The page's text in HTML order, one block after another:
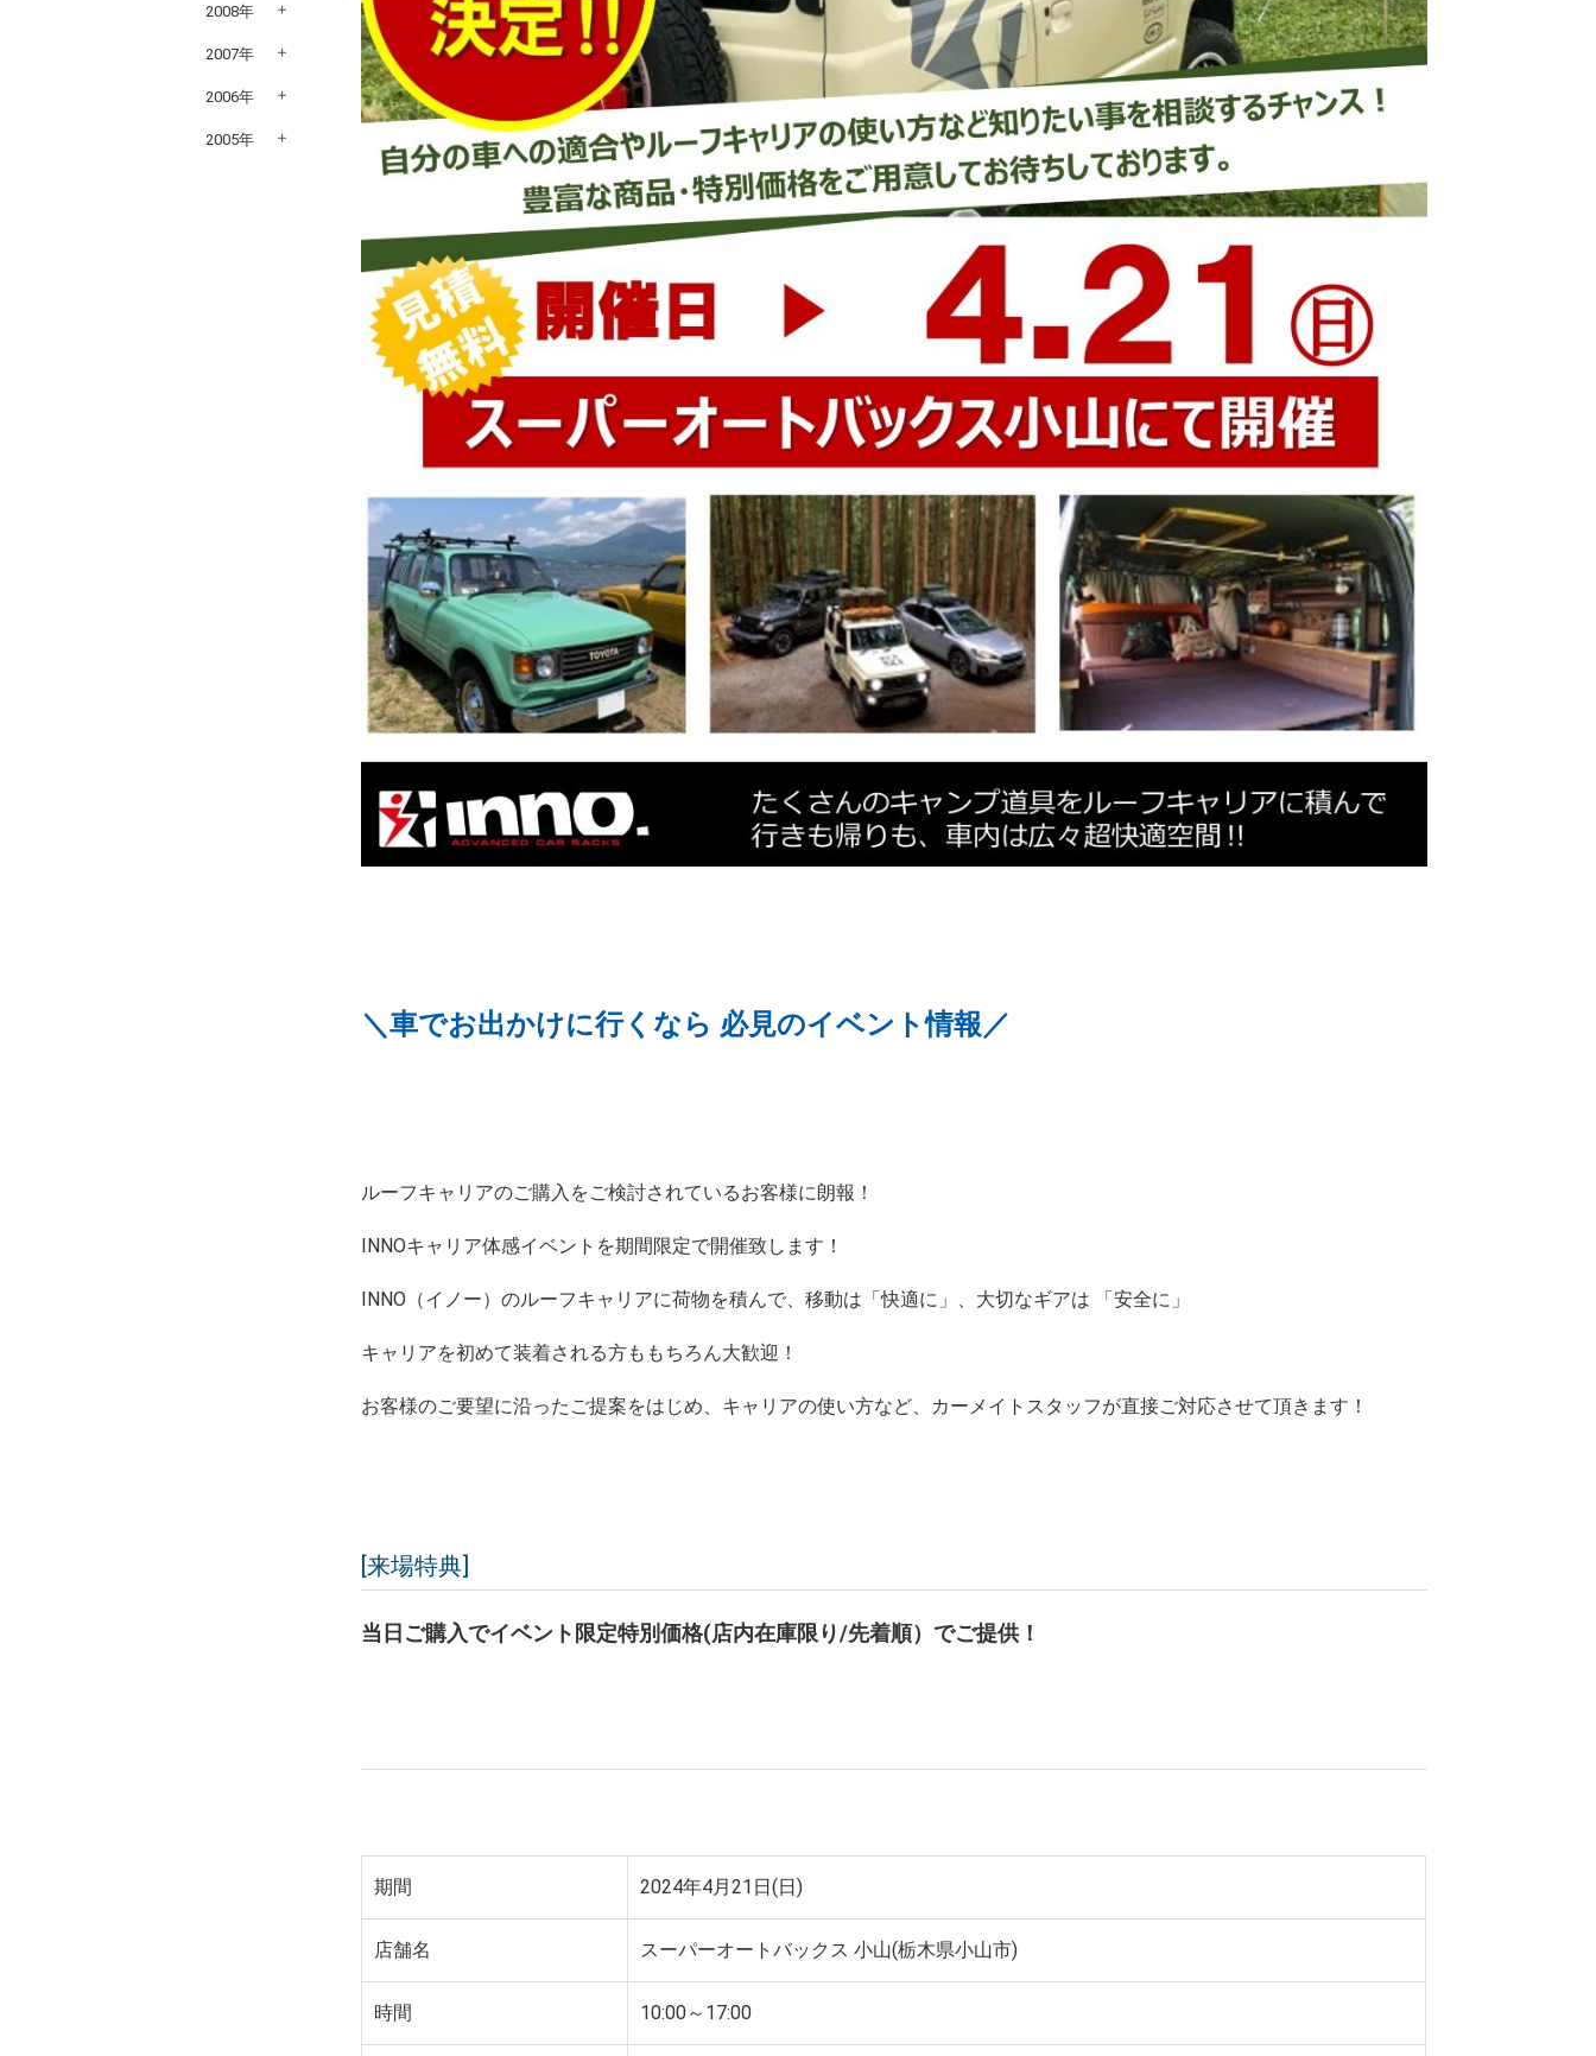
＼車でお出かけに行くなら 必見のイベント情報／
ルーフキャリアのご購入をご検討されているお客様に朗報！
INNOキャリア体感イベントを期間限定で開催致します！
INNO（イノー）のルーフキャリアに荷物を積んで、移動は「快適に」、大切なギアは 「安全に」
キャリアを初めて装着される方ももちろん大歓迎！
お客様のご要望に沿ったご提案をはじめ、キャリアの使い方など、カーメイトスタッフが直接ご対応させて頂きます！
[来場特典]
当日ご購入でイベント限定特別価格(店内在庫限り/先着順）でご提供！
期間 2024年4月21日(日)
店舗名 スーパーオートバックス 小山(栃木県小山市)
時間 10:00～17:00
2008年
2007年
2006年
2005年